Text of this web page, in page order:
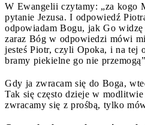
W Ewangelii czytamy: „za kogo
pytanie Jezusa. I odpowiedź
odpowiadam Bogu, jak Go
zaraz Bóg w odpowiedzi mówi
jesteś Piotr, czyli Opoka, i na tej
bramy piekielne go nie
Gdy ja zwracam się do Boga,
Tak się często dzieje w
zwracamy się z prośbą, tylko